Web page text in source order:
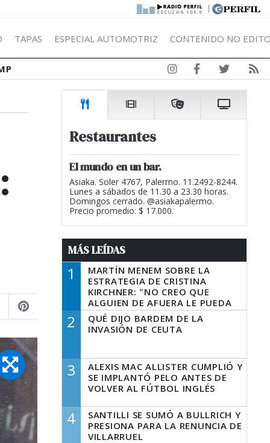
|
TAPAS ESPECIAL AUTOMOTRIZ CONTENIDO NO
Restaurantes
El mundo en un bar.
Asiaka. Soler 4767, Palermo. 11.2492-8244.
Lunes a sábados de 11.30 a 23.30 horas.
Domingos cerrado. @asiakapalermo.
Precio promedio: $ 17.000.
MÁS LEÍDAS
1
MARTÍN MENEM SOBRE LA
ESTRATEGIA DE CRISTINA
KIRCHNER: "NO CREO QUE
ALGUIEN DE AFUERA LE PUEDA
DECIR A LA JUSTICIA LO QUE
TIENE QUE HACER"
2
QUÉ DIJO BARDEM DE LA
INVASIÓN DE CEUTA
3
ALEXIS MAC ALLISTER CUMPLIÓ Y
SE IMPLANTÓ PELO ANTES DE
VOLVER AL FÚTBOL INGLÉS
4
SANTILLI SE SUMÓ A BULLRICH Y
PRESIONA PARA LA RENUNCIA DE
VILLARRUEL